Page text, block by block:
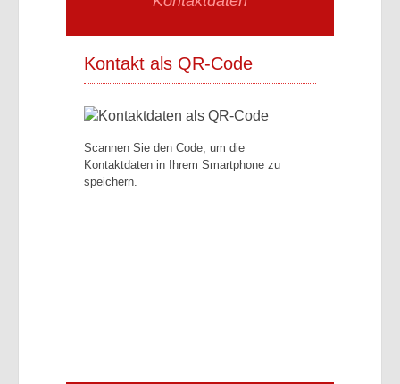
Kontakt als QR-Code
Scannen Sie den Code, um die
Kontaktdaten in Ihrem Smartphone zu
speichern.